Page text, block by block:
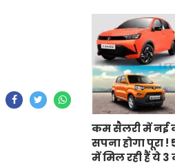
कम सैलरी में नई
सपना होगा
में मिल रही हैं ये 3